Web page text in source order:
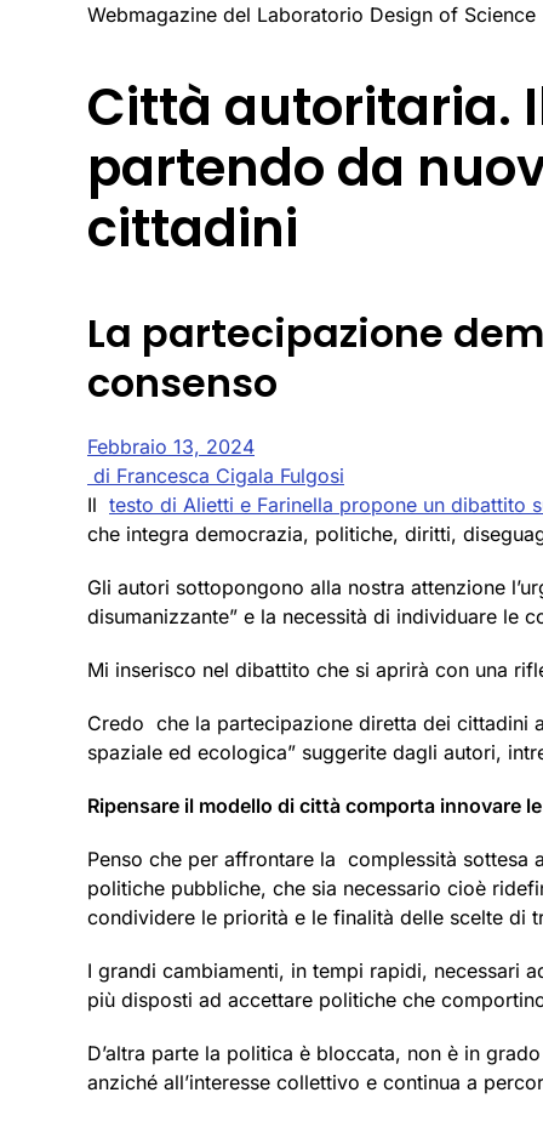
Webmagazine del Laboratorio Design of Science
Città autoritaria.
partendo da
cittadini
La partecipazione
consenso
Febbraio 13, 2024
di Francesca Cigala Fulgosi
Il testo di Alietti e Farinella propone un dibattito
che integra democrazia, politiche, diritti,
Gli autori sottopongono alla nostra attenzione
disumanizzante” e la necessità di individuare le
Mi inserisco nel dibattito che si aprirà con una
Credo che la partecipazione diretta dei cittadini
spaziale ed ecologica” suggerite dagli autori,
Ripensare il modello di città comporta innovare
Penso che per affrontare la complessità sottesa
politiche pubbliche, che sia necessario cioè
condividere le priorità e le finalità delle scelte di
I grandi cambiamenti, in tempi rapidi, necessari
più disposti ad accettare politiche che
D’altra parte la politica è bloccata, non è in
anziché all’interesse collettivo e continua a